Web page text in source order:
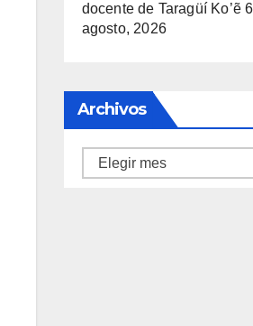
docente de Taragüí Ko’ẽ 6
agosto, 2026
Archivos
Archivos